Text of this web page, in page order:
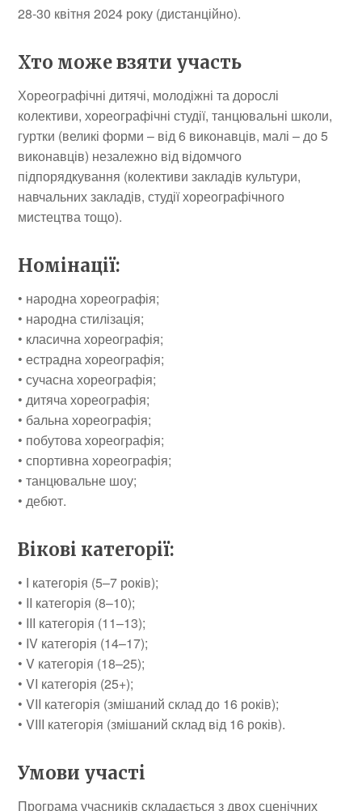
28-30 квітня 2024 року (дистанційно).
Хто може взяти участь
Хореографічні дитячі, молодіжні та дорослі
колективи, хореографічні студії, танцювальні школи,
гуртки (великі форми – від 6 виконавців, малі – до 5
виконавців) незалежно від відомчого
підпорядкування (колективи закладів культури,
навчальних закладів, студії хореографічного
мистецтва тощо).
Номінації:
• народна хореографія;
• народна стилізація;
• класична хореографія;
• естрадна хореографія;
• сучасна хореографія;
• дитяча хореографія;
• бальна хореографія;
• побутова хореографія;
• спортивна хореографія;
• танцювальне шоу;
• дебют.
Вікові категорії:
• І категорія (5–7 років);
• II категорія (8–10);
• III категорія (11–13);
• IV категорія (14–17);
• V категорія (18–25);
• VI категорія (25+);
• VII категорія (змішаний склад до 16 років);
• VIII категорія (змішаний склад від 16 років).
Умови участі
Програма учасників складається з двох сценічних